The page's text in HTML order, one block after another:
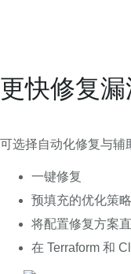
更快修复
可选择自动化修复与辅
一键修复
预填充的优化策略
将配置修复方案
在 Terraform 和